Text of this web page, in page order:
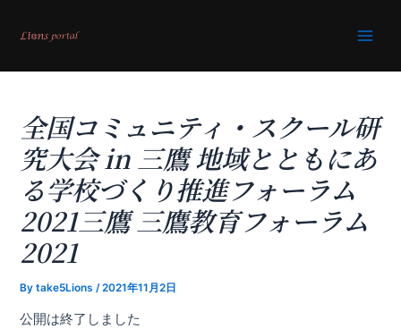
ス
全国コミュニティ・スクール研
究大会 in 三鷹 地域とともにあ
る学校づくり推進フォーラム
2021三鷹 三鷹教育フォーラム
2021
Bytake5Lions /2021年11月2日
公開は終了しました